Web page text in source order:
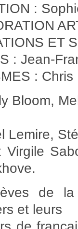
:
ET
: Jean-
:
Bloom,
Lemire,
Virgile
de
et leurs